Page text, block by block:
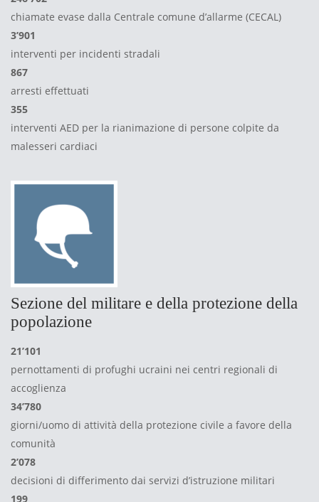
chiamate evase dalla Centrale comune d’allarme (CECAL)
3’901
interventi per incidenti stradali
867
arresti effettuati
355
interventi AED per la rianimazione di persone colpite da
malesseri cardiaci
Sezione del militare e della protezione della
popolazione
21’101
pernottamenti di profughi ucraini nei centri regionali di
accoglienza
34’780
giorni/uomo di attività della protezione civile a favore della
comunità
2’078
decisioni di differimento dai servizi d’istruzione militari
199